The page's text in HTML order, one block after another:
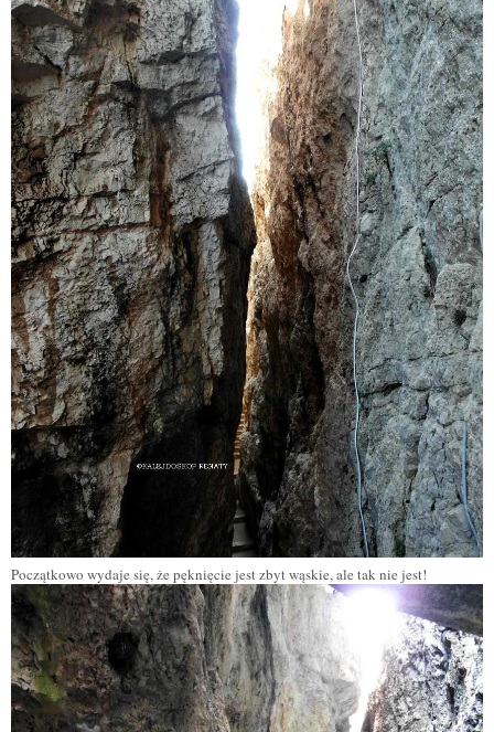
Początkowo wydaje się, że pęknięcie jest zbyt wąskie, ale tak nie jest!